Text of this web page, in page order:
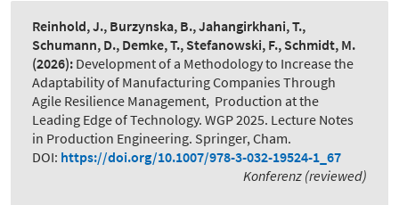
Reinhold, J., Burzynska, B., Jahangirkhani, T.,
Schumann, D., Demke, T., Stefanowski, F., Schmidt, M.
(2026): Development of a Methodology to Increase the
Adaptability of Manufacturing Companies Through
Agile Resilience Management, Production at the
Leading Edge of Technology. WGP 2025. Lecture Notes
in Production Engineering. Springer, Cham.
DOI: https://doi.org/10.1007/978-3-032-19524-1_67
Konferenz (reviewed)